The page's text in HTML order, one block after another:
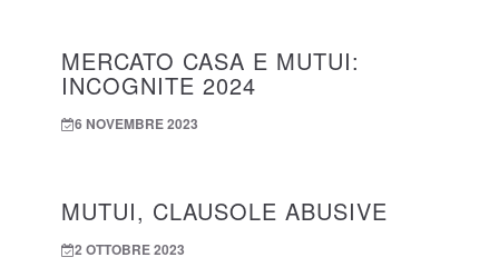
MERCATO CASA E MUTUI:
INCOGNITE 2024
6 NOVEMBRE 2023
MUTUI, CLAUSOLE ABUSIVE
2 OTTOBRE 2023